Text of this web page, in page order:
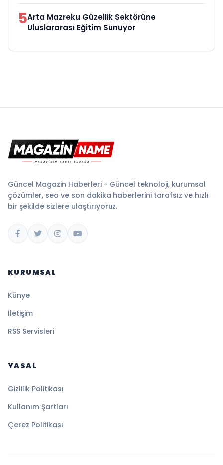
5Arta Mazreku Güzellik Sektörüne
Uluslararası Eğitim Sunuyor
Güncel Magazin Haberleri - Güncel teknoloji, kurumsal
çözümler, seo ve son dakika haberlerini tarafsız ve hızlı
bir şekilde sizlere ulaştırıyoruz.
KURUMSAL
Künye
İletişim
RSS Servisleri
YASAL
Gizlilik Politikası
Kullanım Şartları
Çerez Politikası